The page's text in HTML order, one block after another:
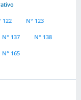
122 N° 123
N° 137 N° 138
N° 165